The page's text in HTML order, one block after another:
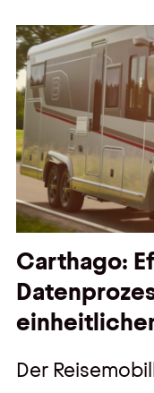
Carthago:
Der